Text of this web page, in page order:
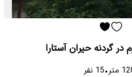
در گردنه حیران آستارا
متر•
15 نفر